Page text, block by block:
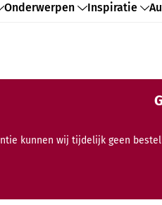
Onderwerpen Inspiratie
kunnen wij tijdelijk geen